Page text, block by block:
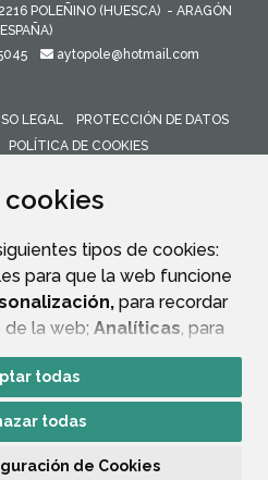
cookies
tipos de cookies:
para que la web funcione
para recordar
la web; Analíticas, para
de la web y sus servicios.
“Aceptar todas”
su uso. Si pulsa el botón
todas
todas
de Cookies
POLEÑINO (HUESCA) - ARAGÓN
aytopole@hotmail.com
LEGAL
PROTECCIÓN DE DATOS
POLÍTICA DE COOKIES